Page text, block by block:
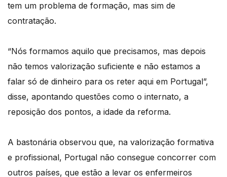
tem um problema de formação, mas sim de
contratação.
“Nós formamos aquilo que precisamos, mas depois
não temos valorização suficiente e não estamos a
falar só de dinheiro para os reter aqui em Portugal”,
disse, apontando questões como o internato, a
reposição dos pontos, a idade da reforma.
A bastonária observou que, na valorização formativa
e profissional, Portugal não consegue concorrer com
outros países, que estão a levar os enfermeiros